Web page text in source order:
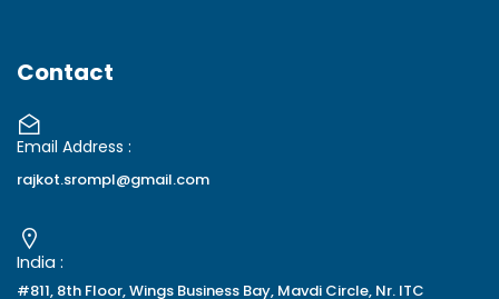
Contact
Email Address :
rajkot.srompl@gmail.com
India :
#811, 8th Floor, Wings Business Bay, Mavdi Circle, Nr. ITC